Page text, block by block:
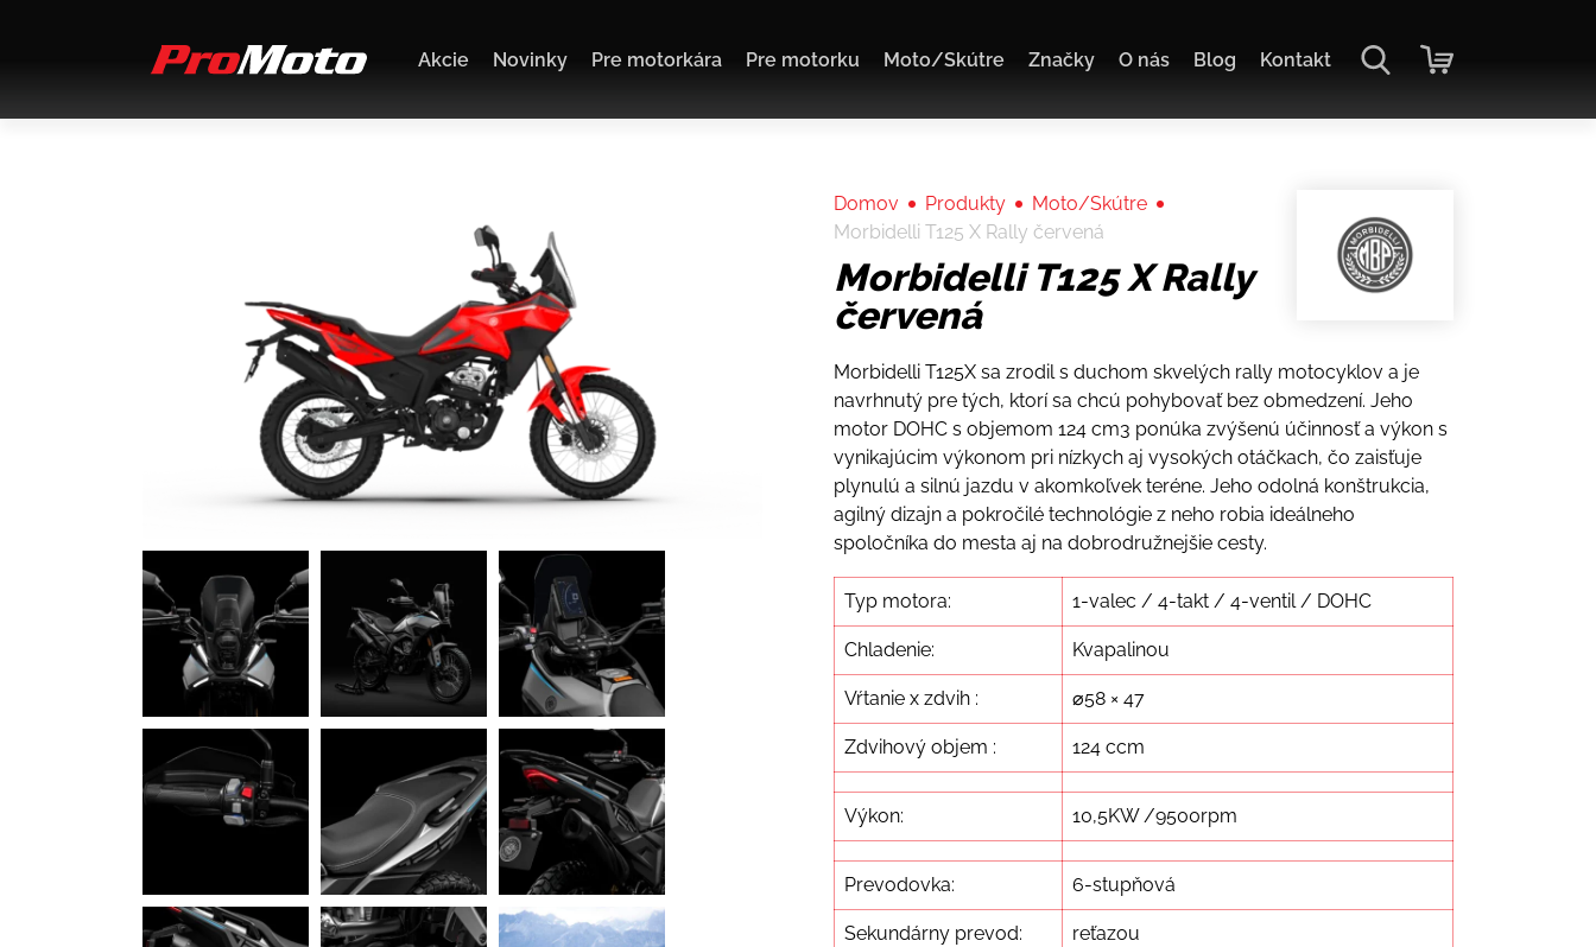
Akcie Novinky Pre motorkára Pre motorku Moto/Skútre Značky O nás Blog Kontakt
Domov Produkty
Moto/Skútre
Morbidelli T125 X Rally červená
Morbidelli T125 X Rally
červená
Morbidelli T125X sa zrodil s duchom skvelých rally motocyklov a je
navrhnutý pre tých, ktorí sa chcú pohybovať bez obmedzení. Jeho
motor DOHC s objemom 124 cm3 ponúka zvýšenú účinnosť a výkon s
vynikajúcim výkonom pri nízkych aj vysokých otáčkach, čo zaisťuje
plynulú a silnú jazdu v akomkoľvek teréne. Jeho odolná konštrukcia,
agilný dizajn a pokročilé technológie z neho robia ideálneho
spoločníka do mesta aj na dobrodružnejšie cesty.
Typ motora: 1-valec / 4-takt / 4-ventil / DOHC
Chladenie: Kvapalinou
Vŕtanie x zdvih : ⌀58 × 47
Zdvihový objem : 124 ccm
Výkon: 10,5KW /9500rpm
Prevodovka: 6-stupňová
Sekundárny prevod: reťazou